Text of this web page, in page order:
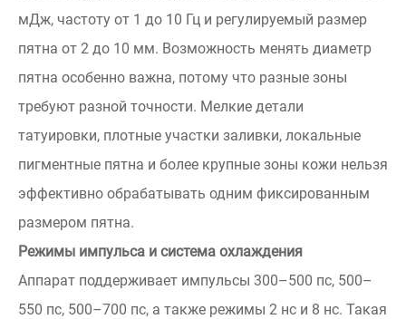
мДж, частоту от 1 до 10 Гц и регулируемый размер
пятна от 2 до 10 мм. Возможность менять диаметр
пятна особенно важна, потому что разные зоны
требуют разной точности. Мелкие детали
татуировки, плотные участки заливки, локальные
пигментные пятна и более крупные зоны кожи нельзя
эффективно обрабатывать одним фиксированным
размером пятна.
Режимы импульса и система охлаждения
Аппарат поддерживает импульсы 300–500 пс, 500–
550 пс, 500–700 пс, а также режимы 2 нс и 8 нс. Такая